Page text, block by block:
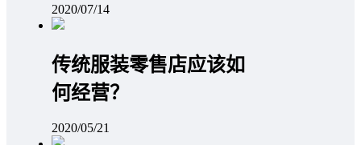
2020/07/14
传统服装零售店应该如
何经营？
2020/05/21